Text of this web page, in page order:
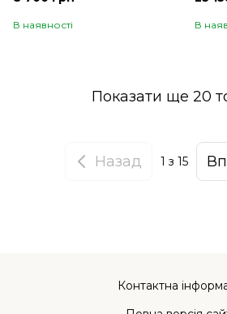
В наявності В
Показати ще 20
Назад 1 з 15
Контактна